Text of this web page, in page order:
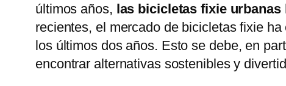
últimos años, las bicicletas fixie urbanas
recientes, el mercado de bicicletas fixie
los últimos dos años. Esto se debe, en
encontrar alternativas sostenibles y